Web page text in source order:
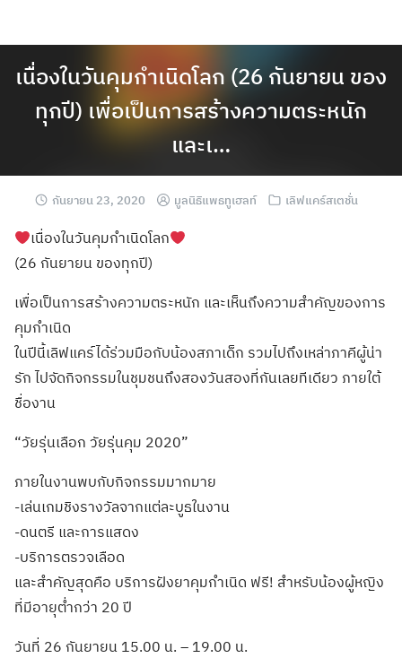
เนื่องในวันคุมกำเนิดโลก (26 กันยายน ของ
ทุกปี) เพื่อเป็นการสร้างความตระหนัก
และเ…
กันยายน 23, 2020 มูลนิธิแพธทูเฮลท์ เลิฟแคร์สเตชั่น
เนื่องในวันคุมกำเนิดโลก
(26 กันยายน ของทุกปี)
เพื่อเป็นการสร้างความตระหนัก และเห็นถึงความสำคัญของการ
คุมกำเนิด
ในปีนี้เลิฟแคร์ได้ร่วมมือกับน้องสภาเด็ก รวมไปถึงเหล่าภาคีผู้น่า
รัก ไปจัดกิจกรรมในชุมชนถึงสองวันสองที่กันเลยทีเดียว ภายใต้
ชื่องาน
“วัยรุ่นเลือก วัยรุ่นคุม 2020”
ภายในงานพบกับกิจกรรมมากมาย
-เล่นเกมชิงรางวัลจากแต่ละบูธในงาน
-ดนตรี และการแสดง
-บริการตรวจเลือด
และสำคัญสุดคือ บริการฝังยาคุมกำเนิด ฟรี! สำหรับน้องผู้หญิง
ที่มีอายุต่ำกว่า 20 ปี
วันที่ 26 กันยายน 15.00 น. – 19.00 น.